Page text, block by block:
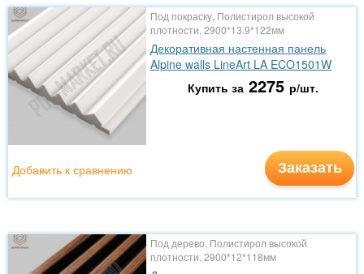
Под покраску, Полистирол высокой
плотности, 2900*13.9*122мм
Декоративная настенная панель
Alpine walls LineArt LA ECO1501W
Купить за 2275 р/шт.
Заказать
Добавить к сравнению
Под дерево, Полистирол высокой
плотности, 2900*12*118мм